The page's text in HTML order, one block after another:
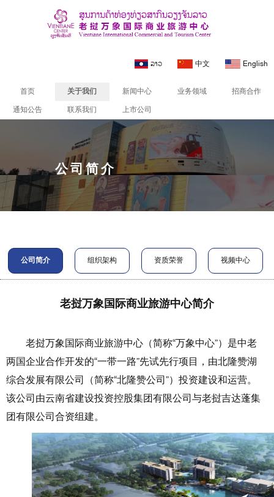
ລາວ 中文 English
首页 关于我们 新闻中心 业务领域
招商合作
通知公告
联系我们 上市公司
公司简介
公司简介 组织架构 资质荣誉 视频中心
老挝万象国际商业旅游中心简介
老挝万象国际商业旅游中心（简称“万象中心”）是中老
两国企业合作开发的“一带一路”先试先行项目，由北隆赞湖
综合发展有限公司（简称“北隆赞公司”）投资建设和运营。
该公司由云南省建设投资控股集团有限公司与老挝吉达蓬集
团有限公司合资组建。